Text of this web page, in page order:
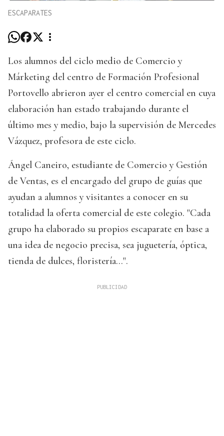
ESCAPARATES
Los alumnos del ciclo medio de Comercio y
Márketing del centro de Formación Profesional
Portovello abrieron ayer el centro comercial en cuya
elaboración han estado trabajando durante el
último mes y medio, bajo la supervisión de Mercedes
Vázquez, profesora de este ciclo.
Ángel Caneiro, estudiante de Comercio y Gestión
de Ventas, es el encargado del grupo de guías que
ayudan a alumnos y visitantes a conocer en su
totalidad la oferta comercial de este colegio. "Cada
grupo ha elaborado su propios escaparate en base a
una idea de negocio precisa, sea juguetería, óptica,
tienda de dulces, floristería...".